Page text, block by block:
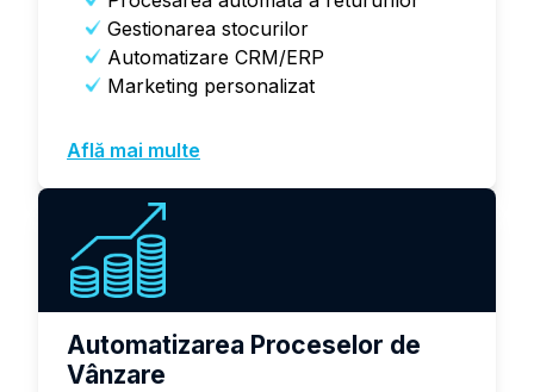
Gestionarea stocurilor
Automatizare CRM/ERP
Marketing personalizat
Află mai multe
Automatizarea Proceselor de
Vânzare